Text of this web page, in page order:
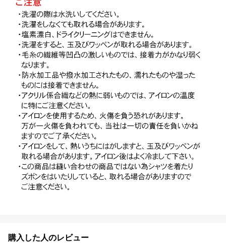
購入した人のレビュー